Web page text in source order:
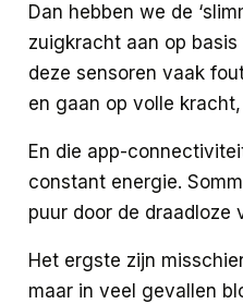
Dan hebben we de
zuigkracht aan op
deze sensoren vaak
en gaan op volle
En die app-
constant energie.
puur door de draadloze
Het ergste zijn
maar in veel gevallen